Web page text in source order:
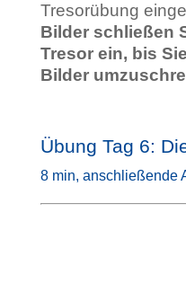
Tresorübung
Bilder schließen
Tresor ein, bis
Bilder
Übung Tag 6:
8 min, anschließende